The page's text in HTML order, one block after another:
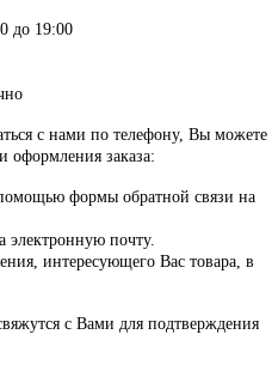
до 19:00
с нами по телефону, Вы можете
оформления заказа:
формы обратной связи на
электронную почту.
интересующего Вас товара, в
с Вами для подтверждения